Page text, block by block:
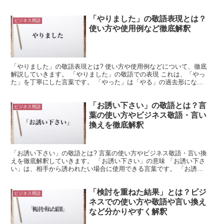
ビジネス用語
「やりました」の敬語表現とは？
使い方や使用例など徹底解釈
「やりました」の敬語表現とは? 使い方や使用例などについて、徹底
解説していきます。 「やりました」の敬語での表現 これは、「やっ
た」を丁寧にした言葉です。 「やった」は「やる」の過去形になり
ビジネス用語
「お誘い下さい」の敬語とは？言
葉の使い方やビジネス敬語・言い
換えを徹底解釈
「お誘い下さい」の敬語とは? 言葉の使い方やビジネス敬語・言い換
えを徹底解釈していきます。 「お誘い下さい」の意味 「お誘い下さ
い」は、相手から誘われたい場合に使用できる言葉です。 「お誘い
ビジネス用語
「検討を重ねた結果」とは？ビジ
ネスでの使い方や敬語や言い換え
など分かりやすく解釈